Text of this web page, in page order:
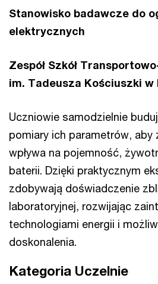
Stanowisko badawcze do
elektrycznych
Zespół Szkół
im. Tadeusza Kościuszki w
Uczniowie samodzielnie
pomiary ich parametrów, aby
wpływa na pojemność,
baterii. Dzięki praktycznym
zdobywają doświadczenie
laboratoryjnej, rozwijając
technologiami energii i
doskonalenia.
Kategoria Uczelnie